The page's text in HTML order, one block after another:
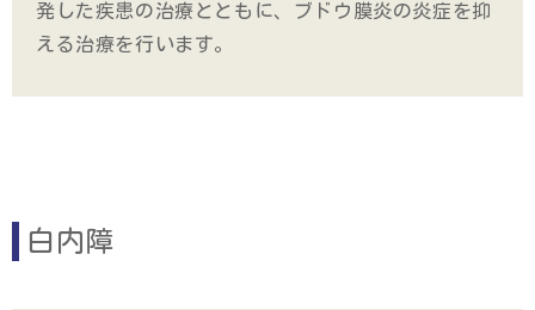
発した疾患の治療とともに、ブドウ膜炎の炎症を抑
える治療を行います。
白内障